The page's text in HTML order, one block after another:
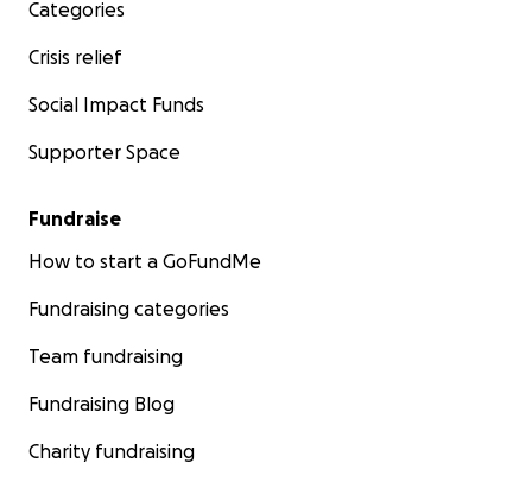
$1,500.
Share this campaign with friends, family, and
who believe in protecting those who protect us.
Together, we can bridge the gap between excess and
frontlines in Macedonia.
Thank you for supporting this mission.
—The DonateFireGear.com Team
Categories
Crisis relief
Social Impact Funds
Supporter Space
Fundraise
How to start a GoFundMe
Fundraising categories
Team fundraising
Fundraising Blog
Charity fundraising